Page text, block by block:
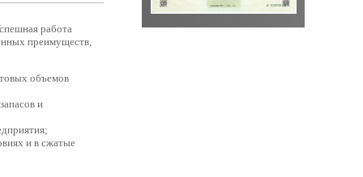
работа
преимуществ,
объемов
и
и в сжатые